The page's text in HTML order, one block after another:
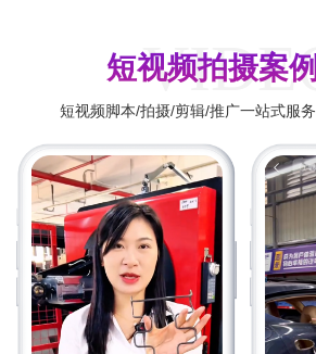
短视频拍摄案
短视频脚本/拍摄/剪辑/推广一站式服